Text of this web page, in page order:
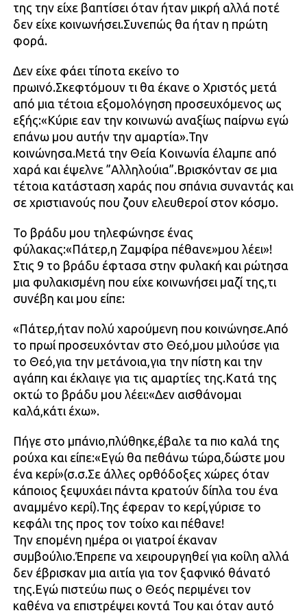
της την είχε βαπτίσει όταν ήταν μικρή αλλά ποτέ
δεν είχε κοινωνήσει.Συνεπώς θα ήταν η πρώτη
φορά.
Δεν είχε φάει τίποτα εκείνο το
πρωινό.Σκεφτόμουν τι θα έκανε ο Χριστός μετά
από μια τέτοια εξομολόγηση προσευχόμενος ως
εξής:«Κύριε εαν την κοινωνώ αναξίως παίρνω εγώ
επάνω μου αυτήν την αμαρτία».Την
κοινώνησα.Μετά την Θεία Κοινωνία έλαμπε από
χαρά και έψελνε ”Αλληλούια”.Βρισκόνταν σε μια
τέτοια κατάσταση χαράς που σπάνια συναντάς και
σε χριστιανούς που ζουν ελευθεροί στον κόσμο.
Το βράδυ μου τηλεφώνησε ένας
φύλακας:«Πάτερ,η Ζαμφίρα πέθανε»μου λέει»!
Στις 9 το βράδυ έφτασα στην φυλακή και ρώτησα
μια φυλακισμένη που είχε κοινωνήσει μαζί της,τι
συνέβη και μου είπε:
«Πάτερ,ήταν πολύ χαρούμενη που κοινώνησε.Από
το πρωί προσευχόνταν στο Θεό,μου μιλούσε για
το Θεό,για την μετάνοια,για την πίστη και την
αγάπη και έκλαιγε για τις αμαρτίες της.Κατά της
οκτώ το βράδυ μου λέει:«Δεν αισθάνομαι
καλά,κάτι έχω».
Πήγε στο μπάνιο,πλύθηκε,έβαλε τα πιο καλά της
ρούχα και είπε:«Εγώ θα πεθάνω τώρα,δώστε μου
ένα κερί»(σ.σ.Σε άλλες ορθόδοξες χώρες όταν
κάποιος ξεψυχάει πάντα κρατούν δίπλα του ένα
αναμμένο κερί).Της έφεραν το κερί,γύρισε το
κεφάλι της προς τον τοίχο και πέθανε!
Την επομένη ημέρα οι γιατροί έκαναν
συμβούλιο.Έπρεπε να χειρουργηθεί για κοίλη αλλά
δεν έβρισκαν μια αιτία για τον ξαφνικό θάνατό
της.Εγώ πιστεύω πως ο Θεός περιμένει τον
καθένα να επιστρέψει κοντά Του και όταν αυτό